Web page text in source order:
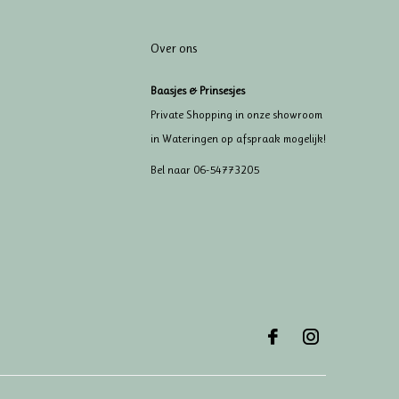
Over ons
Baasjes & Prinsesjes
Private Shopping in onze showroom
in Wateringen op afspraak mogelijk!
Bel naar 06-54773205